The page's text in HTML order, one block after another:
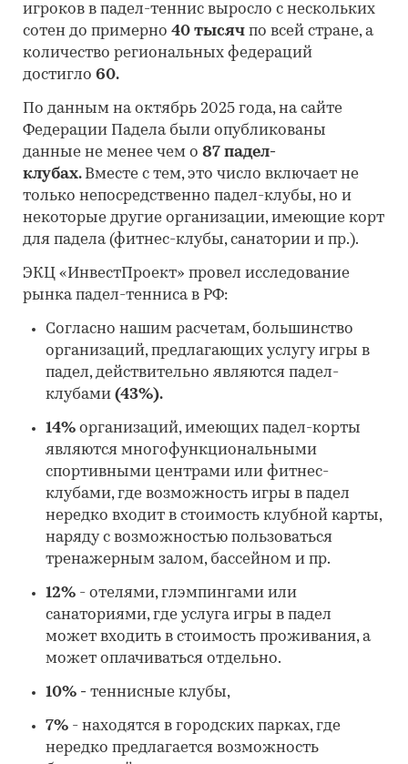
игроков в падел-теннис выросло с нескольких
сотен до примерно 40 тысяч по всей стране, а
количество региональных федераций
достигло 60.
По данным на октябрь 2025 года, на сайте
Федерации Падела были опубликованы
данные не менее чем о 87 падел-
клубах. Вместе с тем, это число включает не
только непосредственно падел-клубы, но и
некоторые другие организации, имеющие корт
для падела (фитнес-клубы, санатории и пр.).
ЭКЦ «ИнвестПроект» провел исследование
рынка падел-тенниса в РФ:
Согласно нашим расчетам, большинство
организаций, предлагающих услугу игры в
падел, действительно являются падел-
клубами (43%).
14% организаций, имеющих падел-корты
являются многофункциональными
спортивными центрами или фитнес-
клубами, где возможность игры в падел
нередко входит в стоимость клубной карты,
наряду с возможностью пользоваться
тренажерным залом, бассейном и пр.
12% - отелями, глэмпингами или
санаториями, где услуга игры в падел
может входить в стоимость проживания, а
может оплачиваться отдельно.
10% - теннисные клубы,
7% - находятся в городских парках, где
нередко предлагается возможность